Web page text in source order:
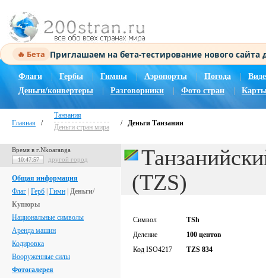
🔥 Бета Приглашаем на бета-тестирование нового
Флаги Гербы Гимны | Аэропорты Погода |
Деньги/конвертеры
Разговорники Фото стран
Главная /
Танзания
Деньги стран мира
/ Деньги Танзании
Время в г.Nkoaranga
10:47:58 другой город
Общая информация
Флаг Герб Гимн Деньги/
Купюры
Национальные символы
Аренда машин
Кодировка
Вооруженные силы
Фотогалерея
(TZS)
Символ
TSh
Деление
100 центов
Код ISO4217
TZS 834